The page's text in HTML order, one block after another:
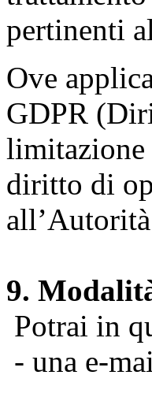
pertinenti
Ove
GDPR
diritto di
9.
Potrai in
- una e-